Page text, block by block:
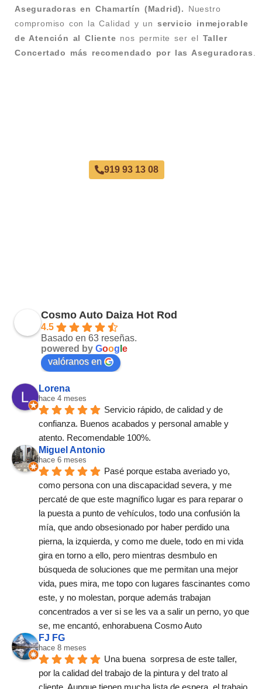
Aseguradoras en Chamartín (Madrid). Nuestro
compromiso con la Calidad y un servicio inmejorable
de Atención al Cliente nos permite ser el Taller
Concertado más recomendado por las Aseguradoras
919 93 13 08
Cosmo Auto Daiza Hot Rod
4.5
Basado en 63 reseñas.
powered by Goog e
valóranos en
Lorena
hace 4 meses
Servicio rápido, de calidad y de
confianza. Buenos acabados y personal amable y
atento. Recomendable 100%.
Miguel Antonio
hace 6 meses
Pasé porque estaba averiado yo,
como persona con una discapacidad severa, y me
percaté de que este magnífico lugar es para reparar o
la puesta a punto de vehículos, todo una confusión la
mía, que ando obsesionado por haber perdido una
pierna, la izquierda, y como me duele, todo en mi vida
gira en torno a ello, pero mientras desmbulo en
búsqueda de soluciones que me permitan una mejor
vida, pues mira, me topo con lugares fascinantes como
este, y no molestan, porque además trabajan
concentrados a ver si se les va a salir un perno, yo que
se, me encantó, enhorabuena Cosmo Auto
FJ FG
hace 8 meses
Una buena  sorpresa de este taller,
por la calidad del trabajo de la pintura y del trato al
cliente. Aunque tienen mucha lista de espera, el trabajo